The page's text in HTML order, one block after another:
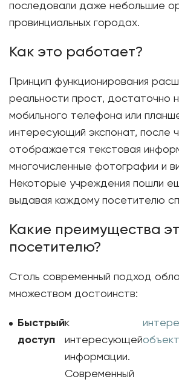
последовали даже небольшие
провинциальных городах.
Как это работает?
Принцип функционирования
реальности прост, достаточно
мобильного телефона или
интересующий экспонат, после
отображается текстовая
многочисленные фотографии и
Некоторые учреждения пошли
выдавая каждому посетителю
Какие преимущества
посетителю?
Столь современный подход
множеством достоинств:
Быстрый
доступ
к
интересующей
информации.
Современный
объект